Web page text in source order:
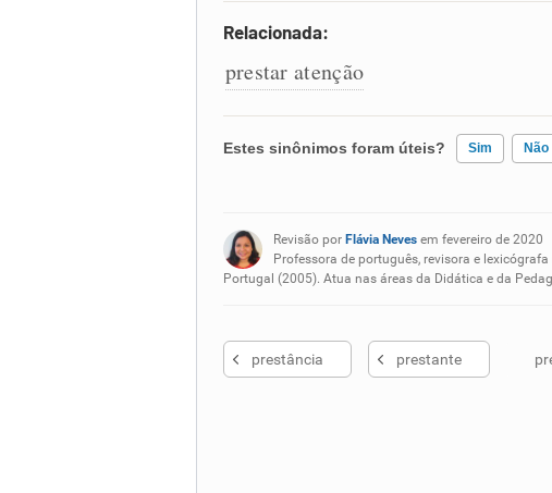
Relacionada:
prestar atenção
Estes sinônimos foram úteis? Sim Não
Nenhum dos sinônimos apresentados me
Revisão por Flávia Nevesem fevereiro de 2020
Professora de português, revisora e
Portugal (2005). Atua nas áreas da Didática e da
prestância prestante